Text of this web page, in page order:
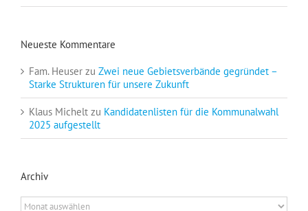
Neueste Kommentare
Fam. Heuser zu Zwei neue Gebietsverbände gegründet –
Starke Strukturen für unsere Zukunft
Klaus Michelt zu Kandidatenlisten für die Kommunalwahl
2025 aufgestellt
Archiv
Archiv